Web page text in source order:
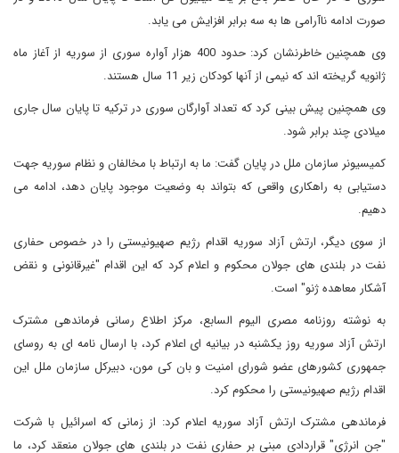
صورت ادامه ناآرامی ها به سه برابر افزایش می یابد.
وی همچنین خاطرنشان کرد: حدود 400 هزار آواره سوری از سوریه از آغاز ماه
ژانویه گریخته اند که نیمی از آنها کودکان زیر 11 سال هستند.
وی همچنین پیش بینی کرد که تعداد آوارگان سوری در ترکیه تا پایان سال جاری
میلادی چند برابر شود.
کمیسیونر سازمان ملل در پایان گفت: ما به ارتباط با مخالفان و نظام سوریه جهت
دستیابی به راهکاری واقعی که بتواند به وضعیت موجود پایان دهد، ادامه می
دهیم.
از سوی دیگر، ارتش آزاد سوریه اقدام رژیم صهیونیستی را در خصوص حفاری
نفت در بلندی های جولان محکوم و اعلام کرد که این اقدام "غیرقانونی و نقض
آشکار معاهده ژنو" است.
به نوشته روزنامه مصری الیوم السابع، مرکز اطلاع رسانی فرماندهی مشترک
ارتش آزاد سوریه روز یکشنبه در بیانیه ای اعلام کرد، با ارسال نامه ای به روسای
جمهوری کشورهای عضو شورای امنیت و بان کی مون، دبیرکل سازمان ملل این
اقدام رژیم صهیونیستی را محکوم کرد.
فرماندهی مشترک ارتش آزاد سوریه اعلام کرد: از زمانی که اسرائیل با شرکت
"جن انرژی" قراردادی مبنی بر حفاری نفت در بلندی های جولان منعقد کرد، ما